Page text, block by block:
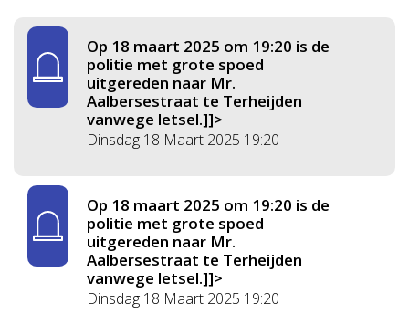
Op 18 maart 2025 om 19:20 is de
politie met grote spoed
uitgereden naar Mr.
Aalbersestraat te Terheijden
vanwege letsel.]]>
Dinsdag 18 Maart 2025 19:20
Op 18 maart 2025 om 19:20 is de
politie met grote spoed
uitgereden naar Mr.
Aalbersestraat te Terheijden
vanwege letsel.]]>
Dinsdag 18 Maart 2025 19:20